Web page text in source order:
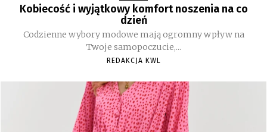
Kobiecość i wyjątkowy komfort noszenia na co
dzień
Codzienne wybory modowe mają ogromny wpływ na
Twoje samopoczucie,...
REDAKCJA KWL